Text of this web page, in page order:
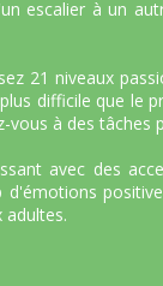
escalier à un
21 niveaux
difficile que le
à des tâches
avec des
d'émotions
adultes.